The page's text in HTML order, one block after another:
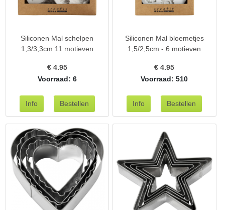
Siliconen Mal schelpen
1,3/3,3cm 11 motieven
€ 4.95
Voorraad: 6
Siliconen Mal bloemetjes
1,5/2,5cm - 6 motieven
€4.95
Voorraad: 510